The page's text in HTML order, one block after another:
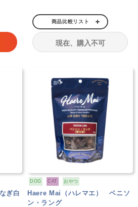
商品比較リスト
現在、購入不可
ぎ白
DOG CAT おやつ
Haere Mai（ハレマエ） ベニソ
ン・ラング